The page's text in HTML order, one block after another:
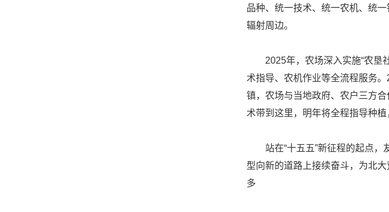
品种、统一技术、统一农机、统
辐射周边。
2025年，农场深入实施“农垦社
术指导、农机作业等全流程服务
镇，农场与当地政府、农户三方合
术带到这里，明年将全程指导种
站在“十五五”新征程的起点，
型向新的道路上接续奋斗，为北
多